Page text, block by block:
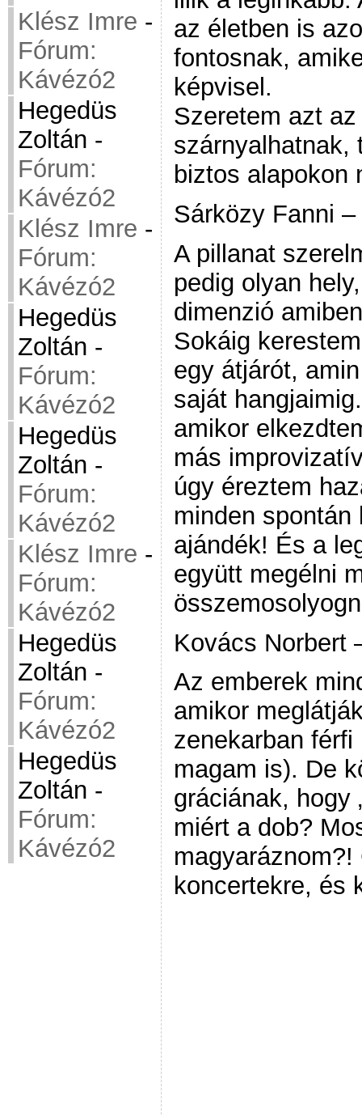
Klész Imre -
Fórum:
Kávézó2
Hegedüs
Zoltán -
Fórum:
Kávézó2
Klész Imre -
Fórum:
Kávézó2
Hegedüs
Zoltán -
Fórum:
Kávézó2
Hegedüs
Zoltán -
Fórum:
Kávézó2
Klész Imre -
Fórum:
Kávézó2
Hegedüs
Zoltán -
Fórum:
Kávézó2
Hegedüs
Zoltán -
Fórum:
Kávézó2
az életben is
fontosnak,
képvisel.
Szeretem azt
szárnyalhatnak,
biztos alapokon
Sárközy Fanni
A pillanat
pedig olyan
dimenzió
Sokáig
egy átjárót,
saját
amikor
más
úgy éreztem
minden
ajándék! És a
együtt megélni
Kovács Norbert
Az emberek
amikor
zenekarban
magam is). De
gráciának, hogy
miért a dob?
koncertekre, és